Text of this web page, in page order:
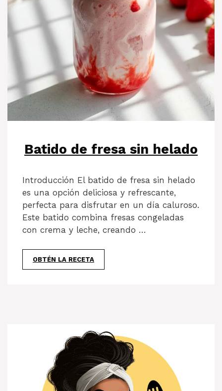
Batido de fresa sin helado
Introducción El batido de fresa sin helado
es una opción deliciosa y refrescante,
perfecta para disfrutar en un día caluroso.
Este batido combina fresas congeladas
con crema y leche, creando …
OBTÉN LA RECETA